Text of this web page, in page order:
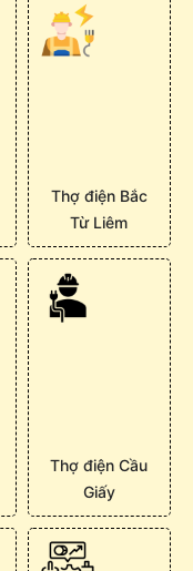
Thợ điện Bắc
Từ Liêm
Thợ điện Cầu
Giấy